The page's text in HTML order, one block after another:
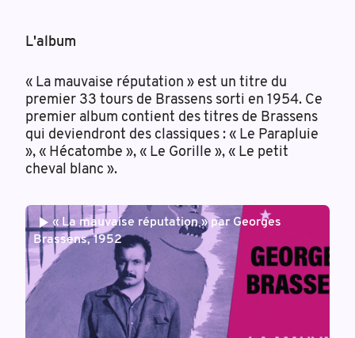
L'album
« La mauvaise réputation » est un titre du
premier 33 tours de Brassens sorti en 1954. Ce
premier album contient des titres de Brassens
qui deviendront des classiques : « Le Parapluie
», « Hécatombe », « Le Gorille », « Le petit
cheval blanc ».
« La mauvaise réputation » par Georges
Brassens, 1952